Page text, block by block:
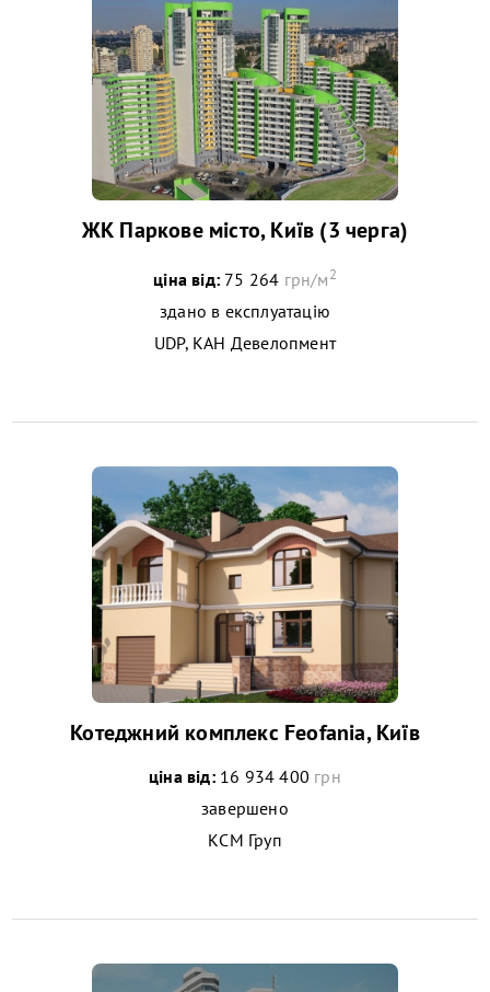
ЖК Паркове місто, Київ (3 черга)
ціна від: 75 264 грн/м2
здано в експлуатацію
UDP, КАН Девелопмент
Котеджний комплекс Feofania, Київ
ціна від:16 934 400 грн
завершено
КСМ Груп